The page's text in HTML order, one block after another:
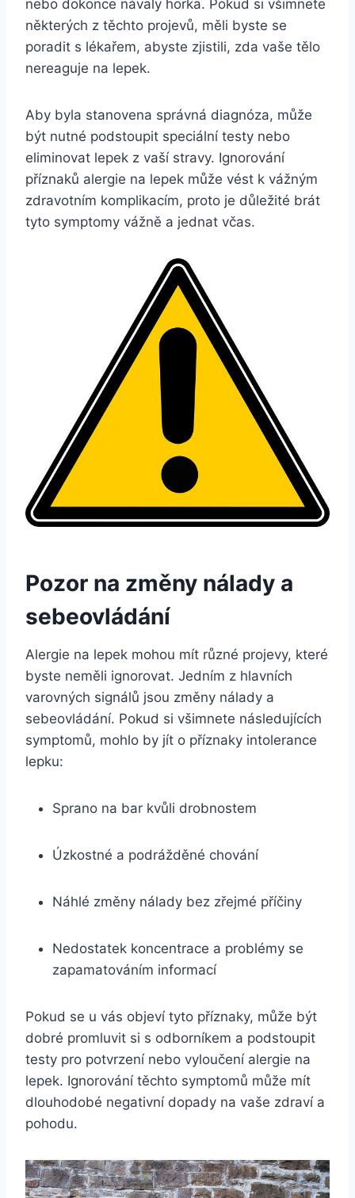
nebo dokonce návaly horka. Pokud si všimnete
některých z těchto projevů, měli byste se
poradit s lékařem, abyste zjistili, zda vaše tělo
nereaguje na lepek.
Aby byla stanovena správná diagnóza, může
být nutné podstoupit speciální testy nebo
eliminovat lepek z vaší stravy. Ignorování
příznaků alergie na lepek může vést k vážným
zdravotním komplikacím, proto je důležité brát
tyto symptomy vážně a jednat včas.
Pozor na změny nálady a
sebeovládání
Alergie na lepek mohou mít různé projevy, které
byste neměli ignorovat. Jedním z hlavních
varovných signálů jsou změny nálady a
sebeovládání. Pokud si všimnete následujících
symptomů, mohlo by jít o příznaky intolerance
lepku:
Sprano na bar kvůli drobnostem
Úzkostné a podrážděné chování
Náhlé změny nálady bez zřejmé příčiny
Nedostatek koncentrace a problémy se
zapamatováním informací
Pokud se u vás objeví tyto příznaky, může být
dobré promluvit si s odborníkem a podstoupit
testy pro potvrzení nebo vyloučení alergie na
lepek. Ignorování těchto symptomů může mít
dlouhodobé negativní dopady na vaše zdraví a
pohodu.